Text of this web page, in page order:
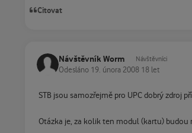
Citovat
Návštěvník Worm Návštěvníci
Odesláno 19. února 2008 18 let
STB jsou samozřejmě pro UPC dobrý zdroj
Otázka je, za kolik ten modul (kartu)